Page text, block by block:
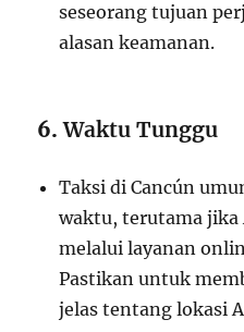
seseorang tujuan
alasan keamanan.
6.Waktu Tunggu
Taksi di Cancún
waktu, terutama jika
melalui layanan
Pastikan untuk
jelas tentang lokasi